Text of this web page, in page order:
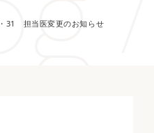
31 担当医変更のお知らせ